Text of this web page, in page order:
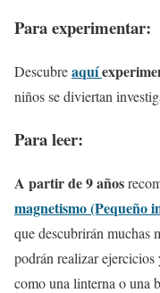
Para experimentar:
Descubreaquí
niños se diviertan
Para leer:
A partir de 9 años
magnetismo (Pequeño
que descubrirán muchas
podrán realizar ejercicios
como una linterna o una